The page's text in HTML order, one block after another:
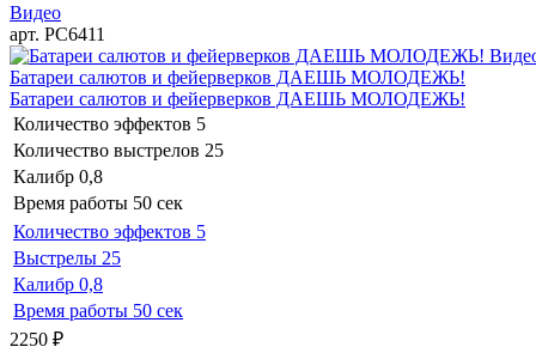
Видео
арт. РС6411
Батареи салютов и фейерверков ДАЕШЬ МОЛОДЕЖЬ!
Батареи салютов и фейерверков ДАЕШЬ МОЛОДЕЖЬ!
Количество эффектов 5
Количество выстрелов 25
Калибр 0,8
Время работы 50 сек
Количество эффектов 5
Выстрелы 25
Калибр 0,8
Время работы 50 сек
2250 ₽